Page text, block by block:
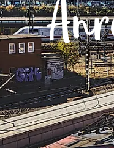
ganze Jahr Hamburg
Radfahren
Routen &
Historisches
Grüne